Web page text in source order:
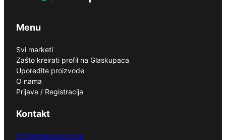
Menu
Svi marketi
Zašto kreirati profil na Glaskupaca
Uporedite proizvode
O nama
Prijava / Registracija
Kontakt
info@glaskupaca.ba